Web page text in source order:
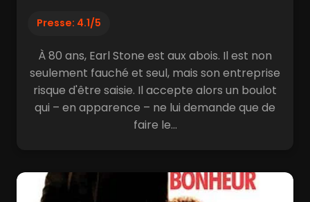
Presse: 4.1/5
À 80 ans, Earl Stone est aux abois. Il est non
seulement fauché et seul, mais son entreprise
risque d'être saisie. Il accepte alors un boulot
qui – en apparence – ne lui demande que de
faire le...